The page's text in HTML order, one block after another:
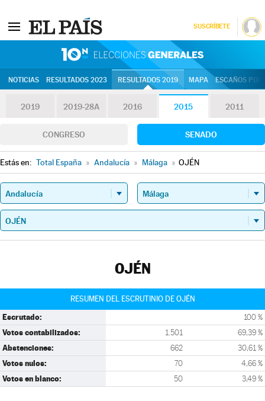
SUSCRÍBETE
NOTICIAS RESULTADOS 2023 RESULTADOS 2019 MAPA ESCAÑOS
2019 2019-28A 2016 2015 2011
CONGRESO SENADO
Estás en: Total España » Andalucía » Málaga » OJÉN
OJÉN
RESUMEN DEL ESCRUTINIO DE OJÉN
Escrutado: 100 %
Votos contabilizados: 1.501 69,39 %
Abstenciones: 662 30,61 %
Votos nulos: 70 4,66 %
Votos en blanco: 50 3,49 %